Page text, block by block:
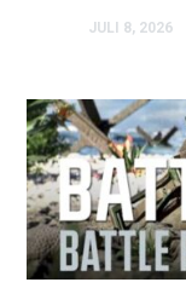
JULI 8, 2026